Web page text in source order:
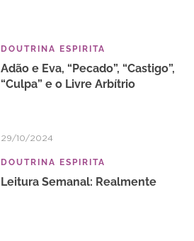
DOUTRINA ESPIRITA
Adão e Eva, “Pecado”, “Castigo”,
“Culpa” e o Livre Arbítrio
29/10/2024
DOUTRINA ESPIRITA
Leitura Semanal: Realmente